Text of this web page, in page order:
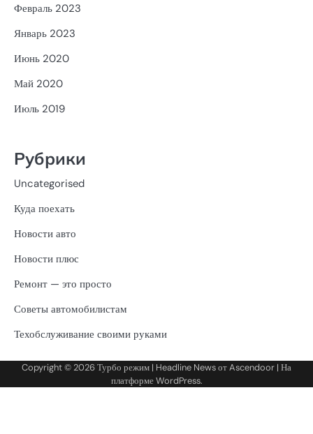
Февраль 2023
Январь 2023
Июнь 2020
Май 2020
Июль 2019
Рубрики
Uncategorised
Куда поехать
Новости авто
Новости плюс
Ремонт — это просто
Советы автомобилистам
Техобслуживание своими руками
Copyright © 2026Турбо режим | Headline News отAscendoor | На
платформеWordPress.